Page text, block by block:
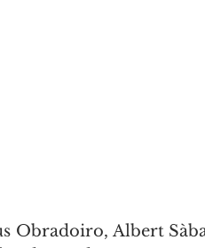
Obradoiro, Albert